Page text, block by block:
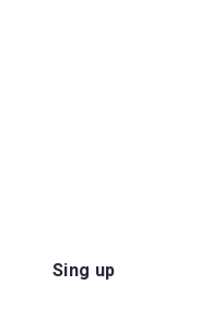
Sing up